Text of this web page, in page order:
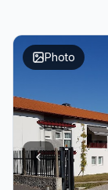
Photo